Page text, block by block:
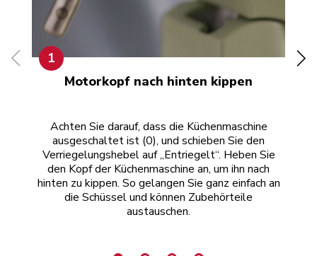
1
Motorkopf nach hinten kippen
Achten Sie darauf, dass die Küchenmaschine
ausgeschaltet ist (0), und schieben Sie den
Verriegelungshebel auf „Entriegelt“. Heben Sie
den Kopf der Küchenmaschine an, um ihn nach
hinten zu kippen. So gelangen Sie ganz einfach an
die Schüssel und können Zubehörteile
austauschen.